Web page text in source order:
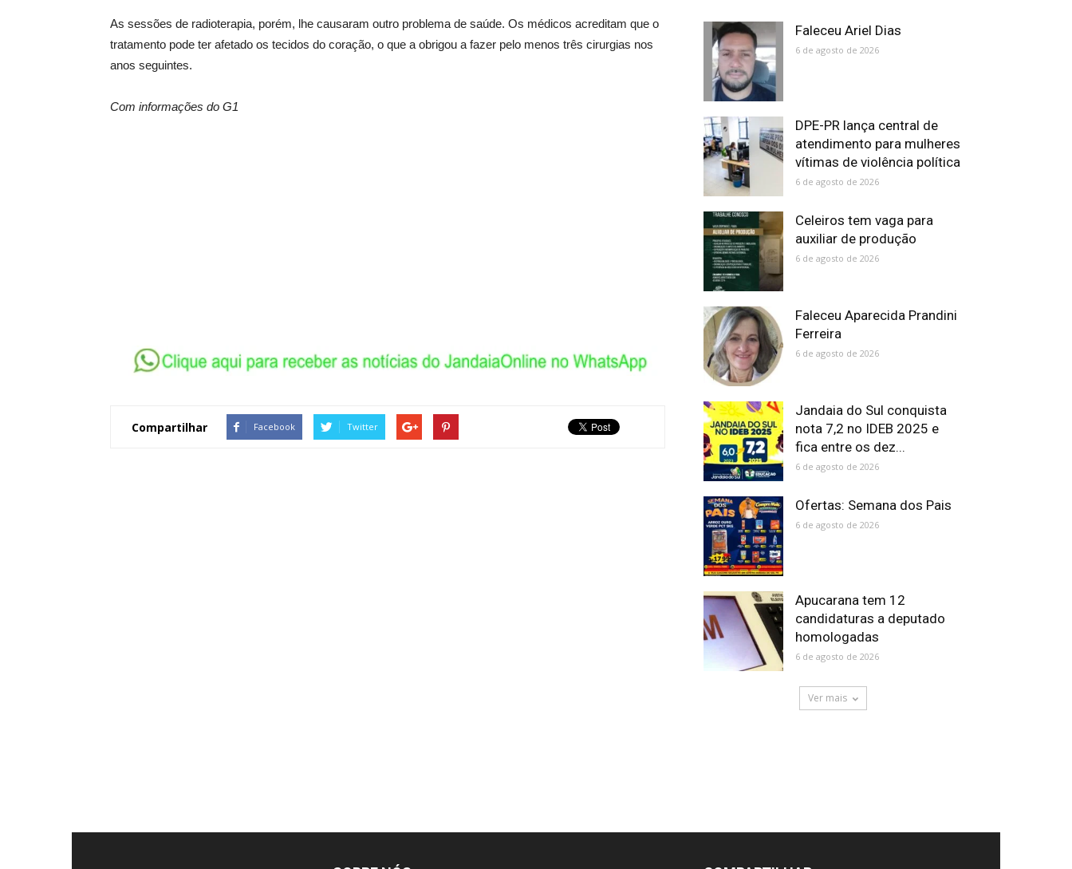
As sessões de radioterapia, porém, lhe causaram outro problema de saúde. Os médicos acreditam que o
tratamento pode ter afetado os tecidos do coração, o que a obrigou a fazer pelo menos três cirurgias nos
anos seguintes.
Com informações do G1
Compartilhar Facebook Twitter
Faleceu Ariel Dias
6 de agosto de 2026
DPE-PR lança central de
atendimento para mulheres
vítimas de violência política
6 de agosto de 2026
Celeiros tem vaga para
auxiliar de produção
6 de agosto de 2026
Faleceu Aparecida Prandini
Ferreira
6 de agosto de 2026
Jandaia do Sul conquista
nota 7,2 no IDEB 2025 e
fica entre os dez...
6 de agosto de 2026
Ofertas: Semana dos Pais
6 de agosto de 2026
Apucarana tem 12
candidaturas a deputado
homologadas
6 de agosto de 2026
Ver mais